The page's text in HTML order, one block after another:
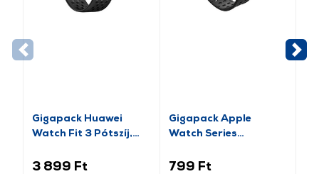
Gigapack Huawei
Watch Fit 3 Pótszíj,
3 899 Ft
Gigapack Apple
Watch Series
fekete/rozéarany (GP-
799 Ft